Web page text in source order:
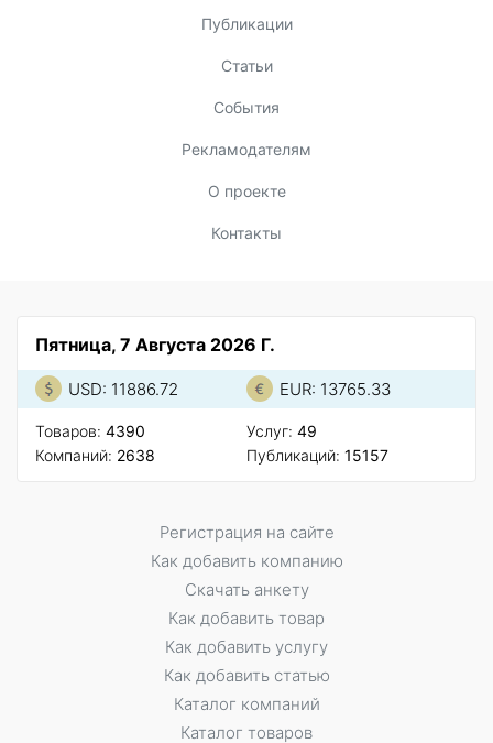
Публикации
Статьи
События
Рекламодателям
О проекте
Контакты
Пятница, 7 Августа 2026 Г.
USD: 11886.72 EUR: 13765.33
Товаров: 4390
Компаний: 2638
Услуг: 49
Публикаций: 15157
Регистрация на сайте
Как добавить компанию
Скачать анкету
Как добавить товар
Как добавить услугу
Как добавить статью
Каталог компаний
Каталог товаров